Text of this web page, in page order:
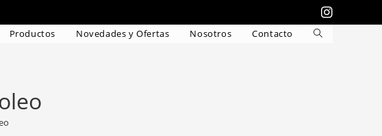
Productos Novedades y Ofertas Nosotros Contacto
Alternar